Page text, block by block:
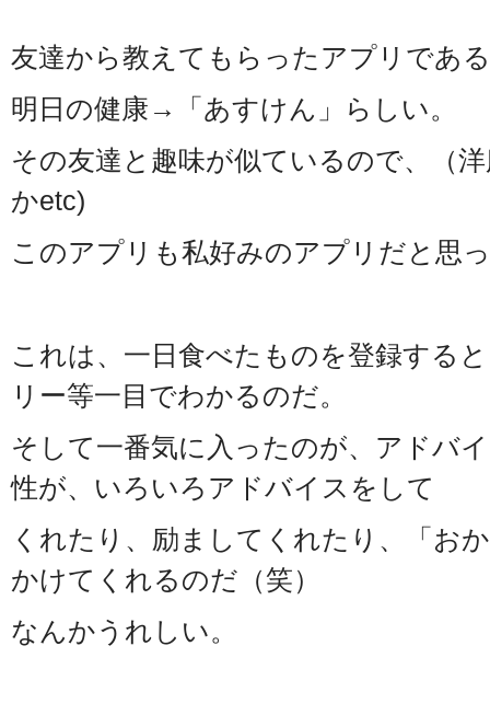
友達から教えてもらったアプリであ
明日の健康→「あすけん」らしい。
その友達と趣味が似ているので、（
かetc)
このアプリも私好みのアプリだと思
これは、一日食べたものを登録する
リー等一目でわかるのだ。
そして一番気に入ったのが、アドバ
性が、いろいろアドバイスをして
くれたり、励ましてくれたり、「お
かけてくれるのだ（笑）
なんかうれしい。